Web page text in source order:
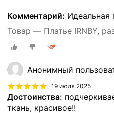
Комментарий: Идеальная
Товар — Платье IRNBY,
Анонимный
19 июля 2025
Достоинства:
ткань, красивое!!